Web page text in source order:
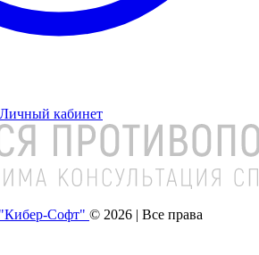
Личный кабинет
Софт" © 2026 | Все права